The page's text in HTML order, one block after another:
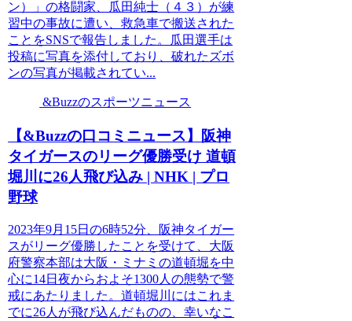
ン）」の格闘家、瓜田純士（４３）が練
習中の事故に遭い、救急車で搬送された
ことをSNSで報告しました。瓜田選手は
投稿に写真を添付しており、破れたズボ
ンの写真が掲載されてい...
&Buzzのスポーツニュース
【&Buzzの口コミニュース】阪神
タイガースのリーグ優勝受け 道頓
堀川に26人飛び込み | NHK | プロ
野球
2023年9月15日の6時52分、阪神タイガー
スがリーグ優勝したことを受けて、大阪
府警察本部は大阪・ミナミの道頓堀を中
心に14日夜からおよそ1300人の態勢で警
戒にあたりました。道頓堀川にはこれま
でに26人が飛び込んだものの、幸いなこ